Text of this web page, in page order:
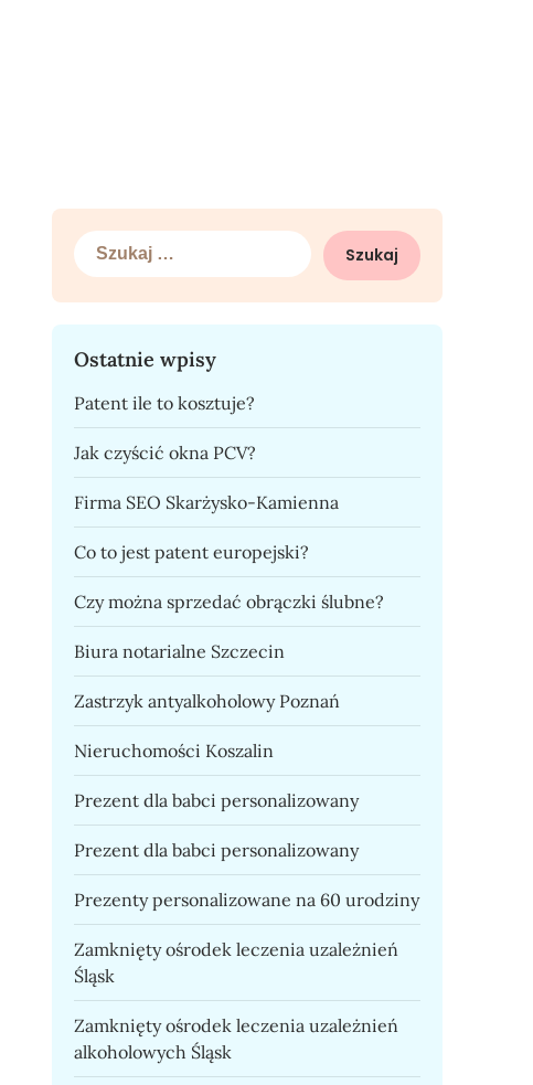
Szukaj:
Ostatnie wpisy
Patent ile to kosztuje?
Jak czyścić okna PCV?
Firma SEO Skarżysko-Kamienna
Co to jest patent europejski?
Czy można sprzedać obrączki ślubne?
Biura notarialne Szczecin
Zastrzyk antyalkoholowy Poznań
Nieruchomości Koszalin
Prezent dla babci personalizowany
Prezent dla babci personalizowany
Prezenty personalizowane na 60 urodziny
Zamknięty ośrodek leczenia uzależnień
Śląsk
Zamknięty ośrodek leczenia uzależnień
alkoholowych Śląsk